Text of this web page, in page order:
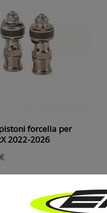
forcella per
2022-2026